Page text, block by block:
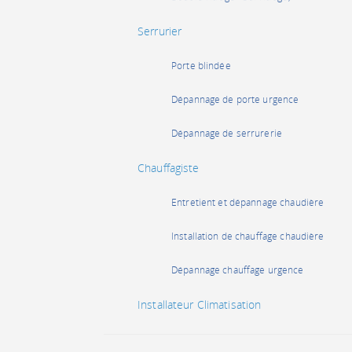
Serrurier
Porte blindée
Dépannage de porte urgence
Dépannage de serrurerie
Chauffagiste
Entretient et dépannage chaudière
Installation de chauffage chaudière
Dépannage chauffage urgence
Installateur Climatisation